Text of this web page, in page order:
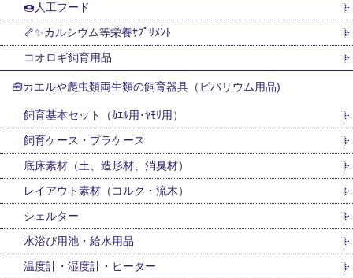
🍩人工フード
🦴✨カルシウム等栄養ｻﾌﾟﾘﾒﾝﾄ
コオロギ飼育用品
🧰カエルや爬虫類両生類の飼育器具（ビバリウム用品)
飼育基本セット（ｶｴﾙ用･ﾔﾓﾘ用）
飼育ケース・プラケース
底床素材（土、造形材、消臭材）
レイアウト素材（コルク・流木）
シェルター
水浴び用池・給水用品
温度計・湿度計・ヒーター